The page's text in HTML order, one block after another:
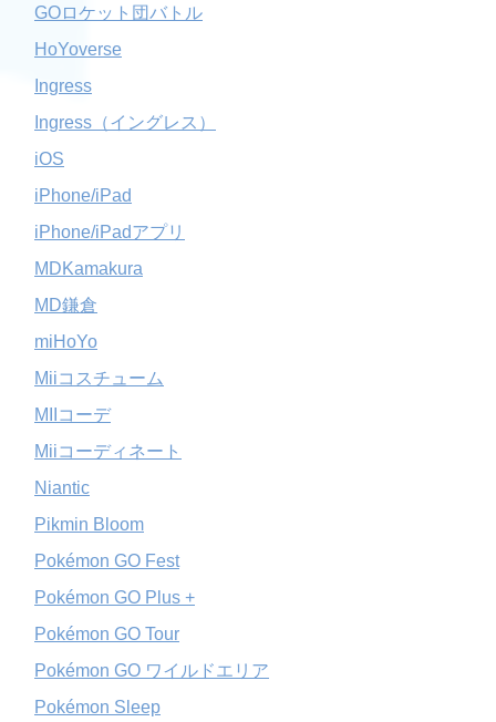
GOロケット団バトル
HoYoverse
Ingress
Ingress（イングレス）
iOS
iPhone/iPad
iPhone/iPadアプリ
MDKamakura
MD鎌倉
miHoYo
Miiコスチューム
MIIコーデ
Miiコーディネート
Niantic
Pikmin Bloom
Pokémon GO Fest
Pokémon GO Plus +
Pokémon GO Tour
Pokémon GO ワイルドエリア
Pokémon Sleep